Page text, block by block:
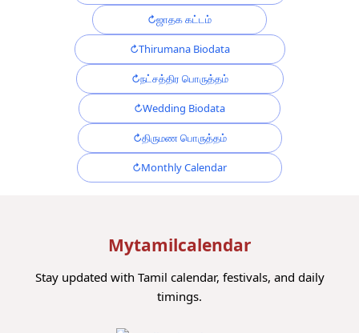
ஜாதக கட்டம்
Thirumana Biodata
நட்சத்திர பொருத்தம்
Wedding Biodata
திருமண பொருத்தம்
Monthly Calendar
Mytamilcalendar
Stay updated with Tamil calendar, festivals, and daily
timings.